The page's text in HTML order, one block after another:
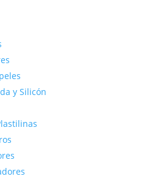
y Silicón